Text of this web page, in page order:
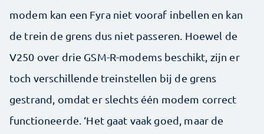
modem kan een Fyra niet vooraf inbellen en kan
de trein de grens dus niet passeren. Hoewel de
V250 over drie GSM-R-modems beschikt, zijn er
toch verschillende treinstellen bij de grens
gestrand, omdat er slechts één modem correct
functioneerde. ‘Het gaat vaak goed, maar de